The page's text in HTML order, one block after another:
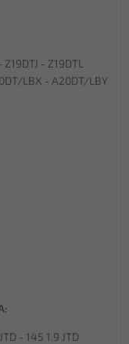
- Z19DTL
LBX - A20DT/LBY
- 145 1.9 JTD